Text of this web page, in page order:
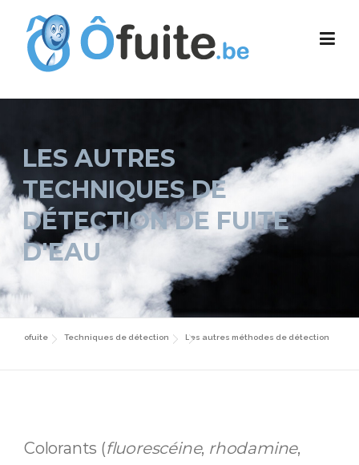
Skip to content
LES AUTRES
TECHNIQUES DE
DÉTECTION DE FUITE
D'EAU
ofuite Techniques de détection Les autres méthodes de détection
Colorants (fluorescéine, rhodamine,